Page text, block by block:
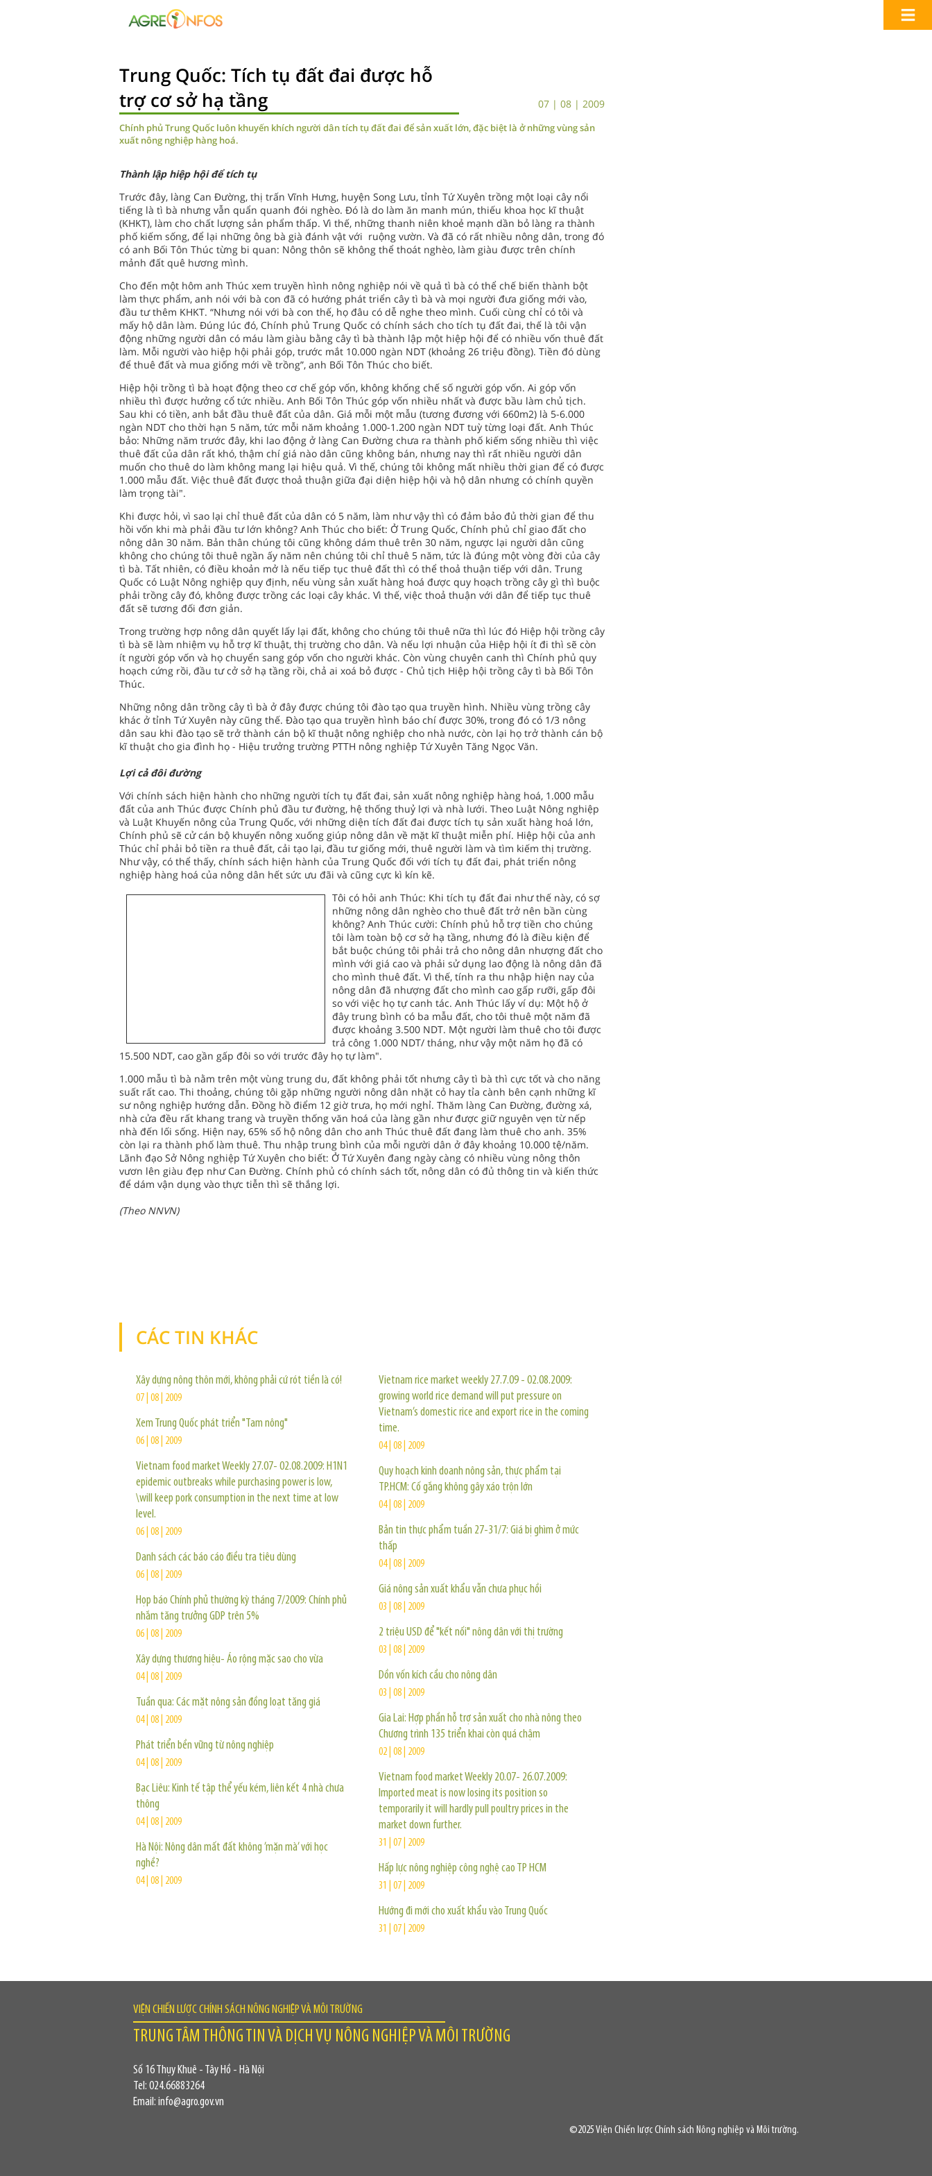
Trung Quốc: Tích tụ đất đai được hỗ
trợ cơ sở hạ tầng
07 | 08 | 2009
Chính phủ Trung Quốc luôn khuyến khích người dân tích tụ đất đai để sản xuất lớn, đặc biệt là ở những vùng sản
xuất nông nghiệp hàng hoá.
Thành lập hiệp hội để tích tụ
Trước đây, làng Can Đường, thị trấn Vĩnh Hưng, huyện Song Lưu, tỉnh Tứ Xuyên trồng một loại cây nổi
tiếng là tì bà nhưng vẫn quẩn quanh đói nghèo. Đó là do làm ăn manh mún, thiếu khoa học kĩ thuật
(KHKT), làm cho chất lượng sản phẩm thấp. Vì thế, những thanh niên khoẻ mạnh dần bỏ làng ra thành
phố kiếm sống, để lại những ông bà già đánh vật với ruộng vườn. Và đã có rất nhiều nông dân, trong đó
có anh Bối Tôn Thúc từng bi quan: Nông thôn sẽ không thể thoát nghèo, làm giàu được trên chính
mảnh đất quê hương mình.
Cho đến một hôm anh Thúc xem truyền hình nông nghiệp nói về quả tì bà có thể chế biến thành bột
làm thực phẩm, anh nói với bà con đã có hướng phát triển cây tì bà và mọi người đưa giống mới vào,
đầu tư thêm KHKT. “Nhưng nói với bà con thế, họ đâu có dễ nghe theo mình. Cuối cùng chỉ có tôi và
mấy hộ dân làm. Đúng lúc đó, Chính phủ Trung Quốc có chính sách cho tích tụ đất đai, thế là tôi vận
động những người dân có máu làm giàu bằng cây tì bà thành lập một hiệp hội để có nhiều vốn thuê đất
làm. Mỗi người vào hiệp hội phải góp, trước mắt 10.000 ngàn NDT (khoảng 26 triệu đồng). Tiền đó dùng
để thuê đất và mua giống mới về trồng”, anh Bối Tôn Thúc cho biết.
Hiệp hội trồng tì bà hoạt động theo cơ chế góp vốn, không khống chế số người góp vốn. Ai góp vốn
nhiều thì được hưởng cổ tức nhiều. Anh Bối Tôn Thúc góp vốn nhiều nhất và được bầu làm chủ tịch.
Sau khi có tiền, anh bắt đầu thuê đất của dân. Giá mỗi một mẫu (tương đương với 660m2) là 5-6.000
ngàn NDT cho thời hạn 5 năm, tức mỗi năm khoảng 1.000-1.200 ngàn NDT tuỳ từng loại đất. Anh Thúc
bảo: Những năm trước đây, khi lao động ở làng Can Đường chưa ra thành phố kiếm sống nhiều thì việc
thuê đất của dân rất khó, thậm chí giá nào dân cũng không bán, nhưng nay thì rất nhiều người dân
muốn cho thuê do làm không mang lại hiệu quả. Vì thế, chúng tôi không mất nhiều thời gian để có được
1.000 mẫu đất. Việc thuê đất được thoả thuận giữa đại diện hiệp hội và hộ dân nhưng có chính quyền
làm trọng tài".
Khi được hỏi, vì sao lại chỉ thuê đất của dân có 5 năm, làm như vậy thì có đảm bảo đủ thời gian để thu
hồi vốn khi mà phải đầu tư lớn không? Anh Thúc cho biết: Ở Trung Quốc, Chính phủ chỉ giao đất cho
nông dân 30 năm. Bản thân chúng tôi cũng không dám thuê trên 30 năm, ngược lại người dân cũng
không cho chúng tôi thuê ngần ấy năm nên chúng tôi chỉ thuê 5 năm, tức là đúng một vòng đời của cây
tì bà. Tất nhiên, có điều khoản mở là nếu tiếp tục thuê đất thì có thể thoả thuận tiếp với dân. Trung
Quốc có Luật Nông nghiệp quy định, nếu vùng sản xuất hàng hoá được quy hoạch trồng cây gì thì buộc
phải trồng cây đó, không được trồng các loại cây khác. Vì thế, việc thoả thuận với dân để tiếp tục thuê
đất sẽ tương đối đơn giản.
Trong trường hợp nông dân quyết lấy lại đất, không cho chúng tôi thuê nữa thì lúc đó Hiệp hội trồng cây
tì bà sẽ làm nhiệm vụ hỗ trợ kĩ thuật, thị trường cho dân. Và nếu lợi nhuận của Hiệp hội ít đi thì sẽ còn
ít người góp vốn và họ chuyển sang góp vốn cho người khác. Còn vùng chuyên canh thì Chính phủ quy
hoạch cứng rồi, đầu tư cở sở hạ tầng rồi, chả ai xoá bỏ được - Chủ tịch Hiệp hội trồng cây tì bà Bối Tôn
Thúc.
Những nông dân trồng cây tì bà ở đây được chúng tôi đào tạo qua truyền hình. Nhiều vùng trồng cây
khác ở tỉnh Tứ Xuyên này cũng thế. Đào tạo qua truyền hình báo chí được 30%, trong đó có 1/3 nông
dân sau khi đào tạo sẽ trở thành cán bộ kĩ thuật nông nghiệp cho nhà nước, còn lại họ trở thành cán bộ
kĩ thuật cho gia đình họ - Hiệu trưởng trường PTTH nông nghiệp Tứ Xuyên Tăng Ngọc Văn.
Lợi cả đôi đường
Với chính sách hiện hành cho những người tích tụ đất đai, sản xuất nông nghiệp hàng hoá, 1.000 mẫu
đất của anh Thúc được Chính phủ đầu tư đường, hệ thống thuỷ lợi và nhà lưới. Theo Luật Nông nghiệp
và Luật Khuyến nông của Trung Quốc, với những diện tích đất đai được tích tụ sản xuất hàng hoá lớn,
Chính phủ sẽ cử cán bộ khuyến nông xuống giúp nông dân về mặt kĩ thuật miễn phí. Hiệp hội của anh
Thúc chỉ phải bỏ tiền ra thuê đất, cải tạo lại, đầu tư giống mới, thuê người làm và tìm kiếm thị trường.
Như vậy, có thể thấy, chính sách hiện hành của Trung Quốc đối với tích tụ đất đai, phát triển nông
nghiệp hàng hoá của nông dân hết sức ưu đãi và cũng cực kì kín kẽ.
Tôi có hỏi anh Thúc: Khi tích tụ đất đai như thế này, có sợ
những nông dân nghèo cho thuê đất trở nên bần cùng
không? Anh Thúc cười: Chính phủ hỗ trợ tiền cho chúng
tôi làm toàn bộ cơ sở hạ tầng, nhưng đó là điều kiện để
bắt buộc chúng tôi phải trả cho nông dân nhượng đất cho
mình với giá cao và phải sử dụng lao động là nông dân đã
cho mình thuê đất. Vì thế, tính ra thu nhập hiện nay của
nông dân đã nhượng đất cho mình cao gấp rưỡi, gấp đôi
so với việc họ tự canh tác. Anh Thúc lấy ví dụ: Một hộ ở
đây trung bình có ba mẫu đất, cho tôi thuê một năm đã
được khoảng 3.500 NDT. Một người làm thuê cho tôi được
trả công 1.000 NDT/ tháng, như vậy một năm họ đã có
15.500 NDT, cao gần gấp đôi so với trước đây họ tự làm".
1.000 mẫu tì bà nằm trên một vùng trung du, đất không phải tốt nhưng cây tì bà thì cực tốt và cho năng
suất rất cao. Thi thoảng, chúng tôi gặp những người nông dân nhặt cỏ hay tỉa cành bên cạnh những kĩ
sư nông nghiệp hướng dẫn. Đồng hồ điểm 12 giờ trưa, họ mới nghỉ. Thăm làng Can Đường, đường xá,
nhà cửa đều rất khang trang và truyền thống văn hoá của làng gần như được giữ nguyên vẹn từ nếp
nhà đến lối sống. Hiện nay, 65% số hộ nông dân cho anh Thúc thuê đất đang làm thuê cho anh. 35%
còn lại ra thành phố làm thuê. Thu nhập trung bình của mỗi người dân ở đây khoảng 10.000 tệ/năm.
Lãnh đạo Sở Nông nghiệp Tứ Xuyên cho biết: Ở Tứ Xuyên đang ngày càng có nhiều vùng nông thôn
vươn lên giàu đẹp như Can Đường. Chính phủ có chính sách tốt, nông dân có đủ thông tin và kiến thức
để dám vận dụng vào thực tiễn thì sẽ thắng lợi.
(Theo NNVN)
CÁC TIN KHÁC
Xây dựng nông thôn mới, không phải cứ rót tiền là có!
07 | 08 | 2009
Xem Trung Quốc phát triển "Tam nông"
06 | 08 | 2009
Vietnam food market Weekly 27.07- 02.08.2009: H1N1
epidemic outbreaks while purchasing power is low,
\will keep pork consumption in the next time at low
level.
06 | 08 | 2009
Danh sách các báo cáo điều tra tiêu dùng
06 | 08 | 2009
Họp báo Chính phủ thường kỳ tháng 7/2009: Chính phủ
nhắm tăng trưởng GDP trên 5%
06 | 08 | 2009
Xây dựng thương hiệu- Áo rộng mặc sao cho vừa
04 | 08 | 2009
Tuần qua: Các mặt nông sản đồng loạt tăng giá
04 | 08 | 2009
Phát triển bền vững từ nông nghiệp
04 | 08 | 2009
Bạc Liêu: Kinh tế tập thể yếu kém, liên kết 4 nhà chưa
thông
04 | 08 | 2009
Hà Nội: Nông dân mất đất không ’mặn mà’ với học
nghề?
04 | 08 | 2009
Vietnam rice market weekly 27.7.09 - 02.08.2009:
growing world rice demand will put pressure on
Vietnam’s domestic rice and export rice in the coming
time.
04 | 08 | 2009
Quy hoạch kinh doanh nông sản, thực phẩm tại
TP.HCM: Cố gắng không gây xáo trộn lớn
04 | 08 | 2009
Bản tin thực phẩm tuần 27-31/7: Giá bị ghìm ở mức
thấp
04 | 08 | 2009
Giá nông sản xuất khẩu vẫn chưa phục hồi
03 | 08 | 2009
2 triệu USD để "kết nối" nông dân với thị trường
03 | 08 | 2009
Dồn vốn kích cầu cho nông dân
03 | 08 | 2009
Gia Lai: Hợp phần hỗ trợ sản xuất cho nhà nông theo
Chương trình 135 triển khai còn quá chậm
02 | 08 | 2009
Vietnam food market Weekly 20.07- 26.07.2009:
Imported meat is now losing its position so
temporarily it will hardly pull poultry prices in the
market down further.
31 | 07 | 2009
Hấp lực nông nghiệp công nghệ cao TP HCM
31 | 07 | 2009
Hướng đi mới cho xuất khẩu vào Trung Quốc
31 | 07 | 2009
VIỆN CHIẾN LƯỢC CHÍNH SÁCH NÔNG NGHIỆP VÀ MÔI TRƯỜNG
TRUNG TÂM THÔNG TIN VÀ DỊCH VỤ NÔNG NGHIỆP VÀ MÔI TRƯỜNG
Số 16 Thụy Khuê - Tây Hồ - Hà Nội
Tel: 024.66883264
Email: info@agro.gov.vn
©2025 Viện Chiến lược Chính sách Nông nghiệp và Môi trường.